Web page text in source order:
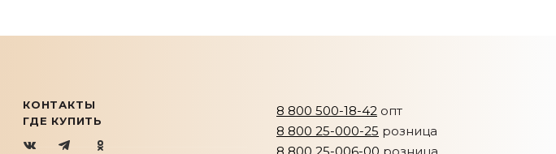
КОНТАКТЫ
ГДЕ КУПИТЬ
8 800 500-18-42 опт
8 800 25-000-25 розница